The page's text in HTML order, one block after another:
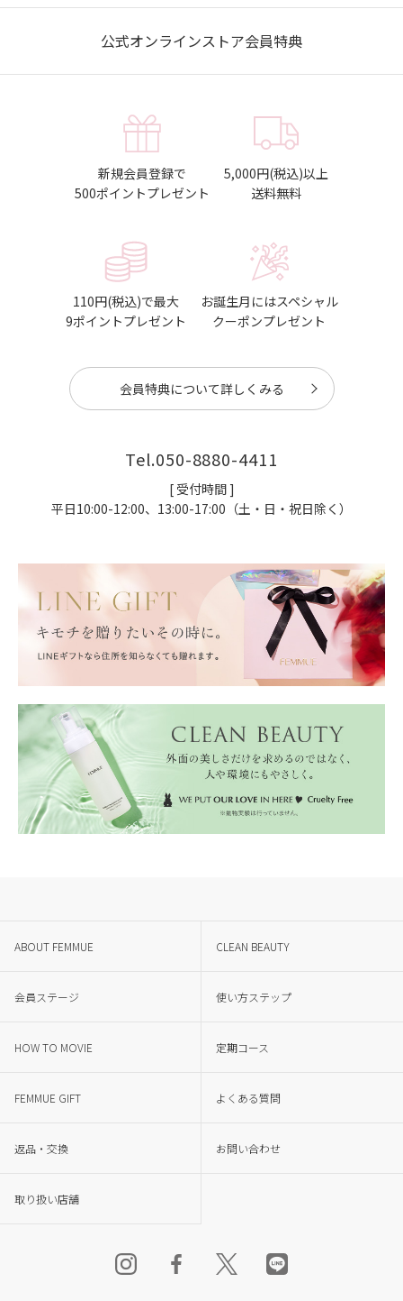
公式オンラインストア会員特典
新規会員登録で
500ポイントプレゼント
5,000円(税込)以上
送料無料
110円(税込)で最大
9ポイントプレゼント
お誕生月にはスペシャル
クーポンプレゼント
会員特典について詳しくみる
Tel.050-8880-4411
[ 受付時間 ]
平日10:00-12:00、13:00-17:00（土・日・祝日除く）
ABOUT FEMMUE CLEAN BEAUTY
会員ステージ 使い方ステップ
HOW TO MOVIE 定期コース
FEMMUE GIFT よくある質問
返品・交換 お問い合わせ
取り扱い店舗